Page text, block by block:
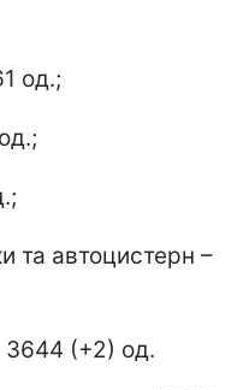
од.;
та автоцистерн –
3644 (+2) од.